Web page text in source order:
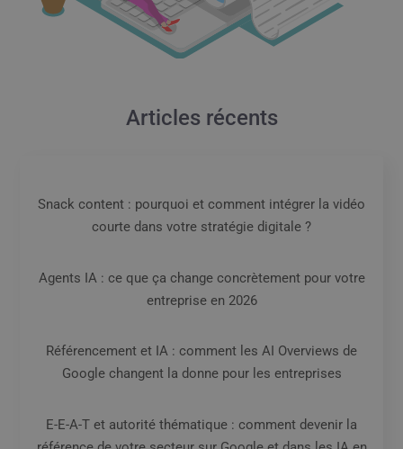
Articles récents
Snack content : pourquoi et comment intégrer la vidéo
courte dans votre stratégie digitale ?
Agents IA : ce que ça change concrètement pour votre
entreprise en 2026
Référencement et IA : comment les AI Overviews de
Google changent la donne pour les entreprises
E-E-A-T et autorité thématique : comment devenir la